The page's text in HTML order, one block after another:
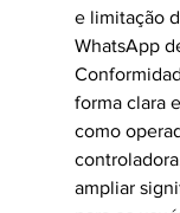
e limitação
WhatsApp
forma clara
como
ampliar